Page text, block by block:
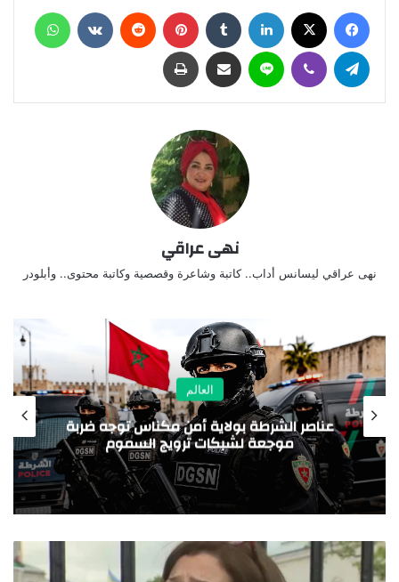
نهى عراقي
نهى عراقي ليسانس أداب.. كاتبة وشاعرة وقصصية وكاتبة محتوى.. وأبلودر
العالم
أهم الأخبار العالمية.. الثلاثاء 23/6/2026